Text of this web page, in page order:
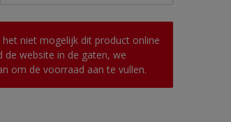
niet mogelijk dit product online
de website in de gaten, we
om de voorraad aan te vullen.